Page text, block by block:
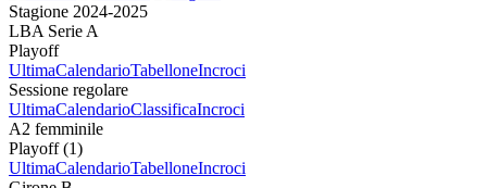
Stagione 2024-2025
LBA Serie A
Playoff
UltimaCalendarioTabelloneIncroci
Sessione regolare
UltimaCalendarioClassificaIncroci
A2 femminile
Playoff (1)
UltimaCalendarioTabelloneIncroci